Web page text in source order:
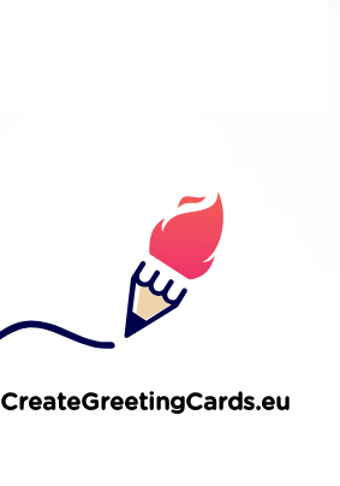
CreateGreetingCards.eu